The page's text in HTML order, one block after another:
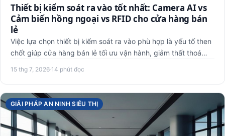
Thiết bị kiểm soát ra vào tốt nhất: Camera AI vs
Cảm biến hồng ngoại vs RFID cho cửa hàng bán
lẻ
Việc lựa chọn thiết bị kiểm soát ra vào phù hợp là yếu tố then
chốt giúp cửa hàng bán lẻ tối ưu vận hành, giảm thất thoá…
15 thg 7, 2026·14 phút đọc
GIẢI PHÁP AN NINH SIÊU THỊ